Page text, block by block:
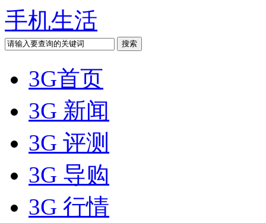
手机生活
3G首页
3G 新闻
3G 评测
3G 导购
3G 行情